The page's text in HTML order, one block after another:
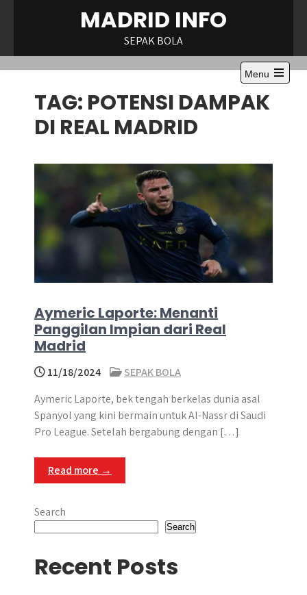
MADRID INFO
SEPAK BOLA
Menu
Open
the
main
TAG: POTENSI DAMPAK
DI REAL MADRID
Aymeric Laporte: Menanti
Panggilan Impian dari Real
Madrid
11/18/2024
SEPAK BOLA
Aymeric Laporte, bek tengah berkelas dunia asal
Spanyol yang kini bermain untuk Al-Nassr di Saudi
Pro League. Setelah bergabung dengan […]
Read more →
Search
Search
Recent Posts